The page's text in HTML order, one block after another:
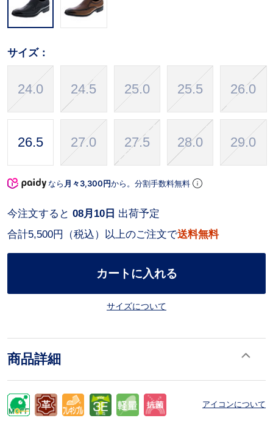
サイズ：
24.0 24.5 25.0 25.5 26.0
26.5 27.0 27.5 28.0 29.0
なら 月々3,300円から。分割手数料無料
合計5,500円（税込）以上のご注文で送料無料
今注文すると 08月10日 出荷予定
カートに入れる
サイズについて
商品詳細
アイコンについて